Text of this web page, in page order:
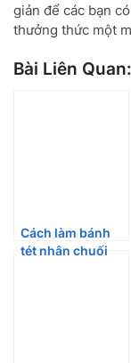
giản để các bạn
thưởng thức một
Bài Liên Quan:
Cách làm bánh
tét nhân chuối